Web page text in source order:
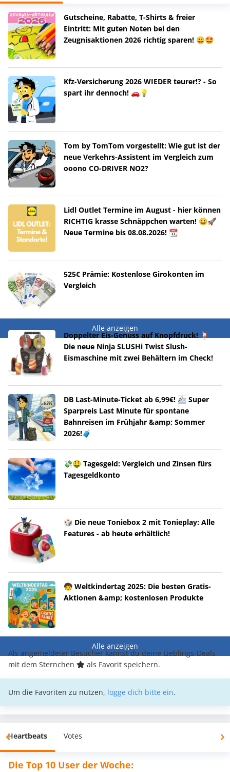
Gutscheine, Rabatte, T-Shirts & freier
Eintritt: Mit guten Noten bei den
Zeugnisaktionen 2026 richtig sparen! 😀🤩
Kfz-Versicherung 2026 WIEDER teurer!? - So
spart ihr dennoch! 🚗💡
Tom by TomTom vorgestellt: Wie gut ist der
neue Verkehrs-Assistent im Vergleich zum
ooono CO-DRIVER NO2?
Lidl Outlet Termine im August - hier können
RICHTIG krasse Schnäppchen warten! 😀🚀
Neue Termine bis 08.08.2026! 📆
525€ Prämie: Kostenlose Girokonten im
Vergleich
Alle anzeigen
Doppelter Eis-Genuss auf Knopfdruck! 🍹
Die neue Ninja SLUSHi Twist Slush-
Eismaschine mit zwei Behältern im Check!
DB Last-Minute-Ticket ab 6,99€! 🚈 Super
Sparpreis Last Minute für spontane
Bahnreisen im Frühjahr &amp; Sommer
2026!🧳
💸🤑 Tagesgeld: Vergleich und Zinsen fürs
Tagesgeldkonto
🎲 Die neue Toniebox 2 mit Tonieplay: Alle
Features - ab heute erhältlich!
🧒 Weltkindertag 2025: Die besten Gratis-
Aktionen &amp; kostenlosen Produkte
Alle anzeigen
Als angemeldeter Besucher kannst du deine Lieblings-Deals
mit dem Sternchen
als Favorit speichern.
Um die Favoriten zu nutzen, logge dich bitte ein.
Heartbeats Votes
Die Top 10 User der Woche: